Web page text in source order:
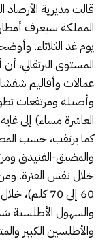
قالت مديرية
المملكة سيعرف أمطارا
يوم غد الثلاثاء.
عمالات وأقاليم
وأصيلة ومرتفعات
العاشرة مساء) إلى
كما يرتقب، حسب
والمضيق-الفنيدق
خلال نفس الفترة.
60 إلى 70
والسهول الأطلسية
والأطلسين الكبير